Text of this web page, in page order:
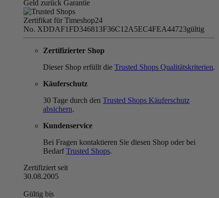
Geld zurück Garantie
Zertifikat für Timeshop24
No. XDDAF1FD346813F36C12A5EC4FEA44723gültig
Zertifizierter Shop
Dieser Shop erfüllt die Trusted Shops Qualitätskriterien.
Käuferschutz
30 Tage durch den Trusted Shops Käuferschutz
absichern.
Kundenservice
Bei Fragen kontaktieren Sie diesen Shop oder bei
BedarfTrusted Shops.
Zertifiziert seit
30.08.2005
Gültig bis